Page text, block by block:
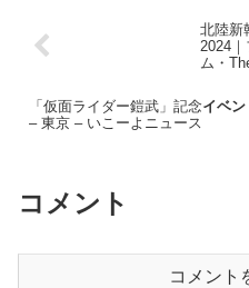
北陸新
2024
ム・
「仮面ライダー鎧武」記念イベン
– 東京 – いこーよニュース
コメント
コメント